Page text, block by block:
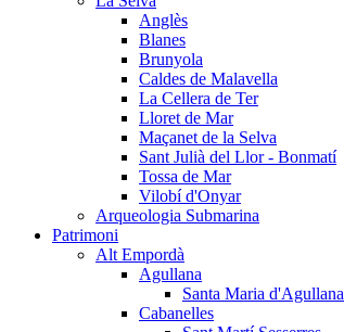
Anglès
Blanes
Brunyola
Caldes de Malavella
La Cellera de Ter
Lloret de Mar
Maçanet de la Selva
Sant Julià del Llor - Bonmatí
Tossa de Mar
Vilobí d'Onyar
Arqueologia Submarina
Patrimoni
Alt Empordà
Agullana
Santa Maria d'Agullana
Cabanelles